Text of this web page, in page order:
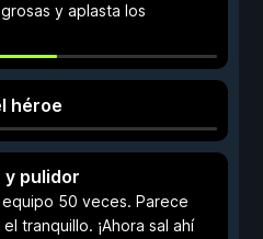
y aplasta los
héroe
y pulidor
50 veces. Parece
tranquillo. ¡Ahora sal ahí